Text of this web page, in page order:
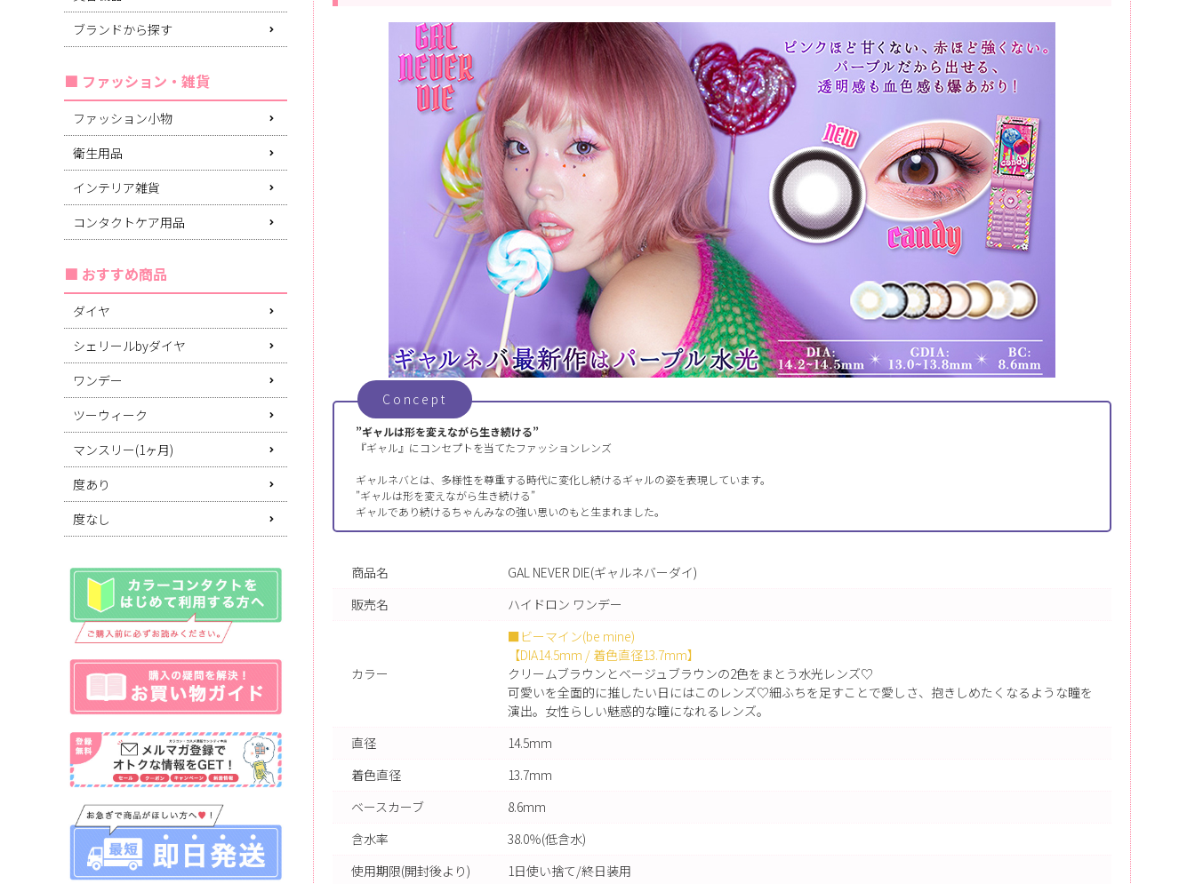
ブランドから探す
ファッション・雑貨
ファッション小物
衛生用品
インテリア雑貨
コンタクトケア用品
おすすめ商品
ダイヤ
シェリールbyダイヤ
ワンデー
ツーウィーク
マンスリー(1ヶ月)
度あり
度なし
Concept
”ギャルは形を変えながら生き続ける”
『ギャル』にコンセプトを当てたファッションレンズ
ギャルネバとは、多様性を尊重する時代に変化し続けるギャルの姿を表現しています。
”ギャルは形を変えながら生き続ける”
ギャルであり続けるちゃんみなの強い思いのもと生まれました。
商品名
GAL NEVER DIE(ギャルネバーダイ)
販売名
ハイドロン ワンデー
カラー
■ビーマイン(be mine)
【DIA14.5mm / 着色直径13.7mm】
クリームブラウンとベージュブラウンの2色をまとう水光レンズ♡
可愛いを全面的に推したい日にはこのレンズ♡細ふちを足すことで愛しさ、抱きしめたくなるような瞳を
演出。女性らしい魅惑的な瞳になれるレンズ。
直径
14.5mm
着色直径
13.7mm
ベースカーブ
8.6mm
含水率
38.0％(低含水)
使用期限(開封後より)
1日使い捨て/終日装用